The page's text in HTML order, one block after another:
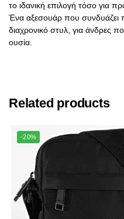
το ιδανική επιλογή τόσο για
Ένα αξεσουάρ που συνδυάζει
διαχρονικό στυλ, για άνδρες
ουσία.
Related products
-20%